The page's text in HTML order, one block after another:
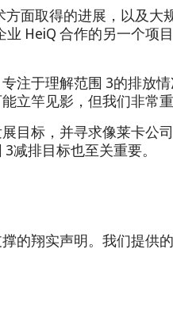
面取得的进展，以及
HeiQ 合作的另一个项
注于理解范围 3的排放
竿见影，但我们非常
目标，并寻求像莱卡公
排目标也至关重要。
的翔实声明。我们提供